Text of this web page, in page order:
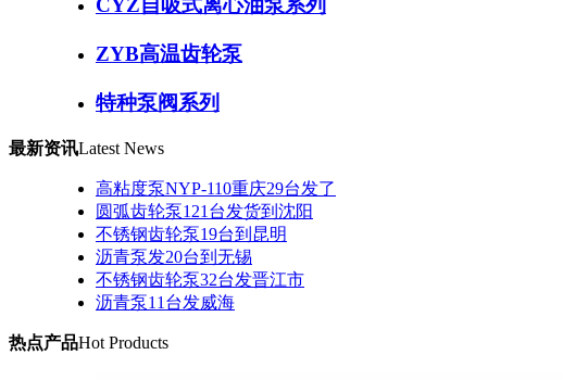
CYZ自吸式离心油泵系列
ZYB高温齿轮泵
特种泵阀系列
最新资讯Latest News
高粘度泵NYP-110重庆29台发了
圆弧齿轮泵121台发货到沈阳
不锈钢齿轮泵19台到昆明
沥青泵发20台到无锡
不锈钢齿轮泵32台发晋江市
沥青泵11台发威海
热点产品Hot Products